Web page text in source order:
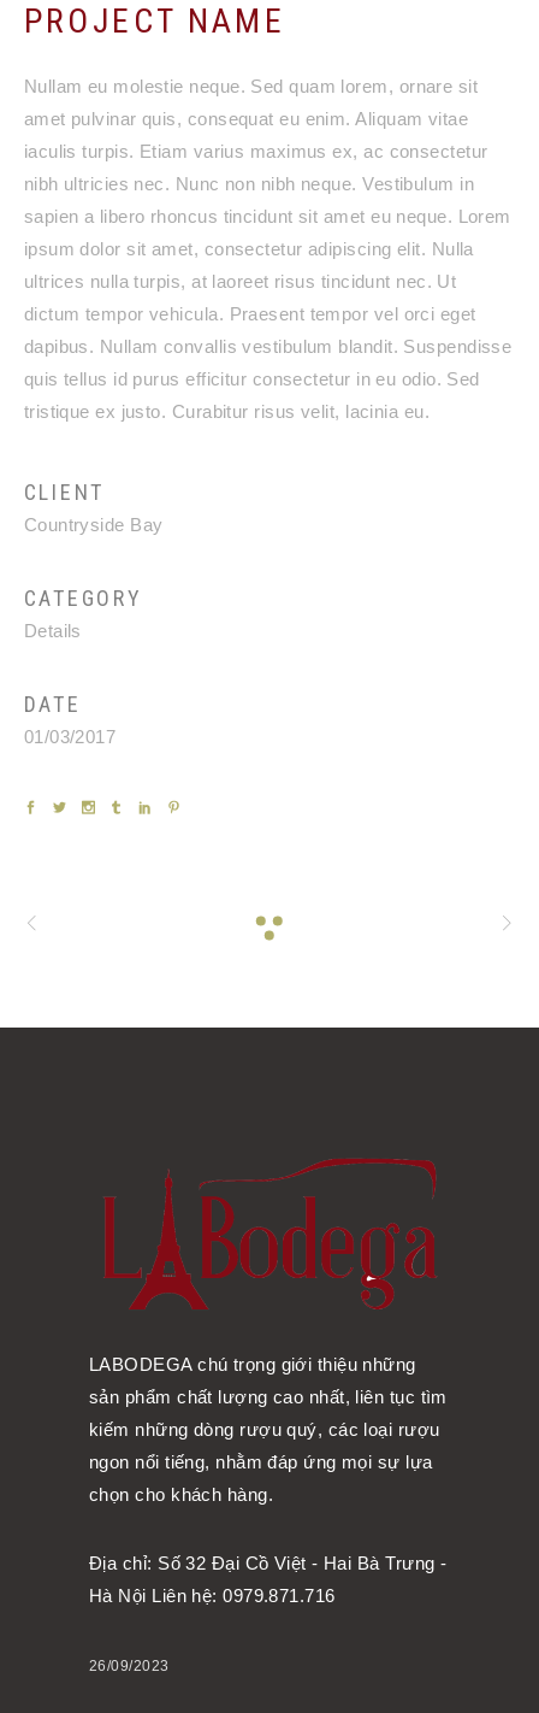
PROJECT NAME
Nullam eu molestie neque. Sed quam lorem, ornare sit
amet pulvinar quis, consequat eu enim. Aliquam vitae
iaculis turpis. Etiam varius maximus ex, ac consectetur
nibh ultricies nec. Nunc non nibh neque. Vestibulum in
sapien a libero rhoncus tincidunt sit amet eu neque. Lorem
ipsum dolor sit amet, consectetur adipiscing elit. Nulla
ultrices nulla turpis, at laoreet risus tincidunt nec. Ut
dictum tempor vehicula. Praesent tempor vel orci eget
dapibus. Nullam convallis vestibulum blandit. Suspendisse
quis tellus id purus efficitur consectetur in eu odio. Sed
tristique ex justo. Curabitur risus velit, lacinia eu.
CLIENT
Countryside Bay
CATEGORY
Details
DATE
01/03/2017
LABODEGA chú trọng giới thiệu những
sản phẩm chất lượng cao nhất, liên tục tìm
kiếm những dòng rượu quý, các loại rượu
ngon nổi tiếng, nhằm đáp ứng mọi sự lựa
chọn cho khách hàng.
Địa chỉ: Số 32 Đại Cồ Việt - Hai Bà Trưng -
Hà Nội Liên hệ: 0979.871.716
26/09/2023